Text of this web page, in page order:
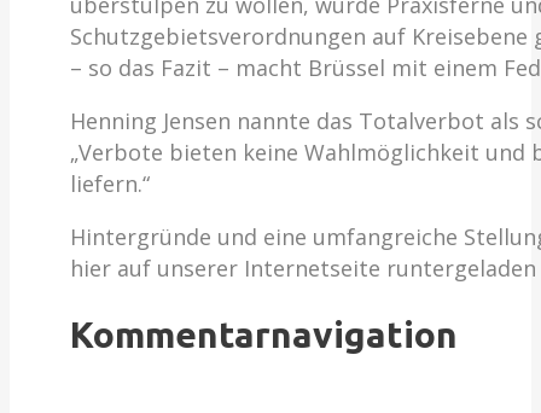
Schutzgebietsverordnungen auf
– so das Fazit – macht Brüssel mit einem
Henning Jensen nannte das Totalverbot
„Verbote bieten keine Wahlmöglichkeit und
liefern.“
Hintergründe und eine umfangreiche
hier auf unserer Internetseite runtergeladen
Kommentarnavigation